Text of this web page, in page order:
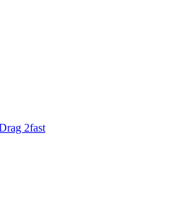
2fast